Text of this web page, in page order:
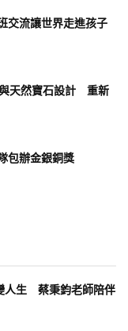
交流讓世界走進孩子
天然寶石設計 重新
包辦金銀銅獎
人生 蔡秉鈞老師陪伴